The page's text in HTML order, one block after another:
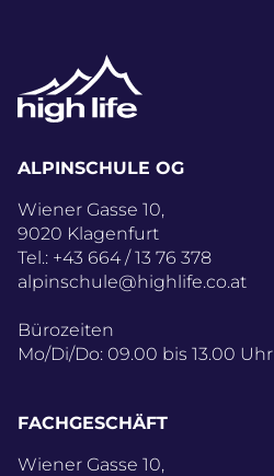
ALPINSCHULE OG
Wiener Gasse 10,
9020 Klagenfurt
Tel.: +43 664 / 13 76 378
alpinschule@highlife.co.at
Bürozeiten
Mo/Di/Do: 09.00 bis 13.00 Uhr
FACHGESCHÄFT
Wiener Gasse 10,